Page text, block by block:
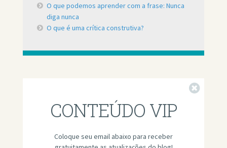
O que podemos aprender com a frase: Nunca
diga nunca
O que é uma crítica construtiva?
CONTEÚDO VIP
Coloque seu email abaixo para receber